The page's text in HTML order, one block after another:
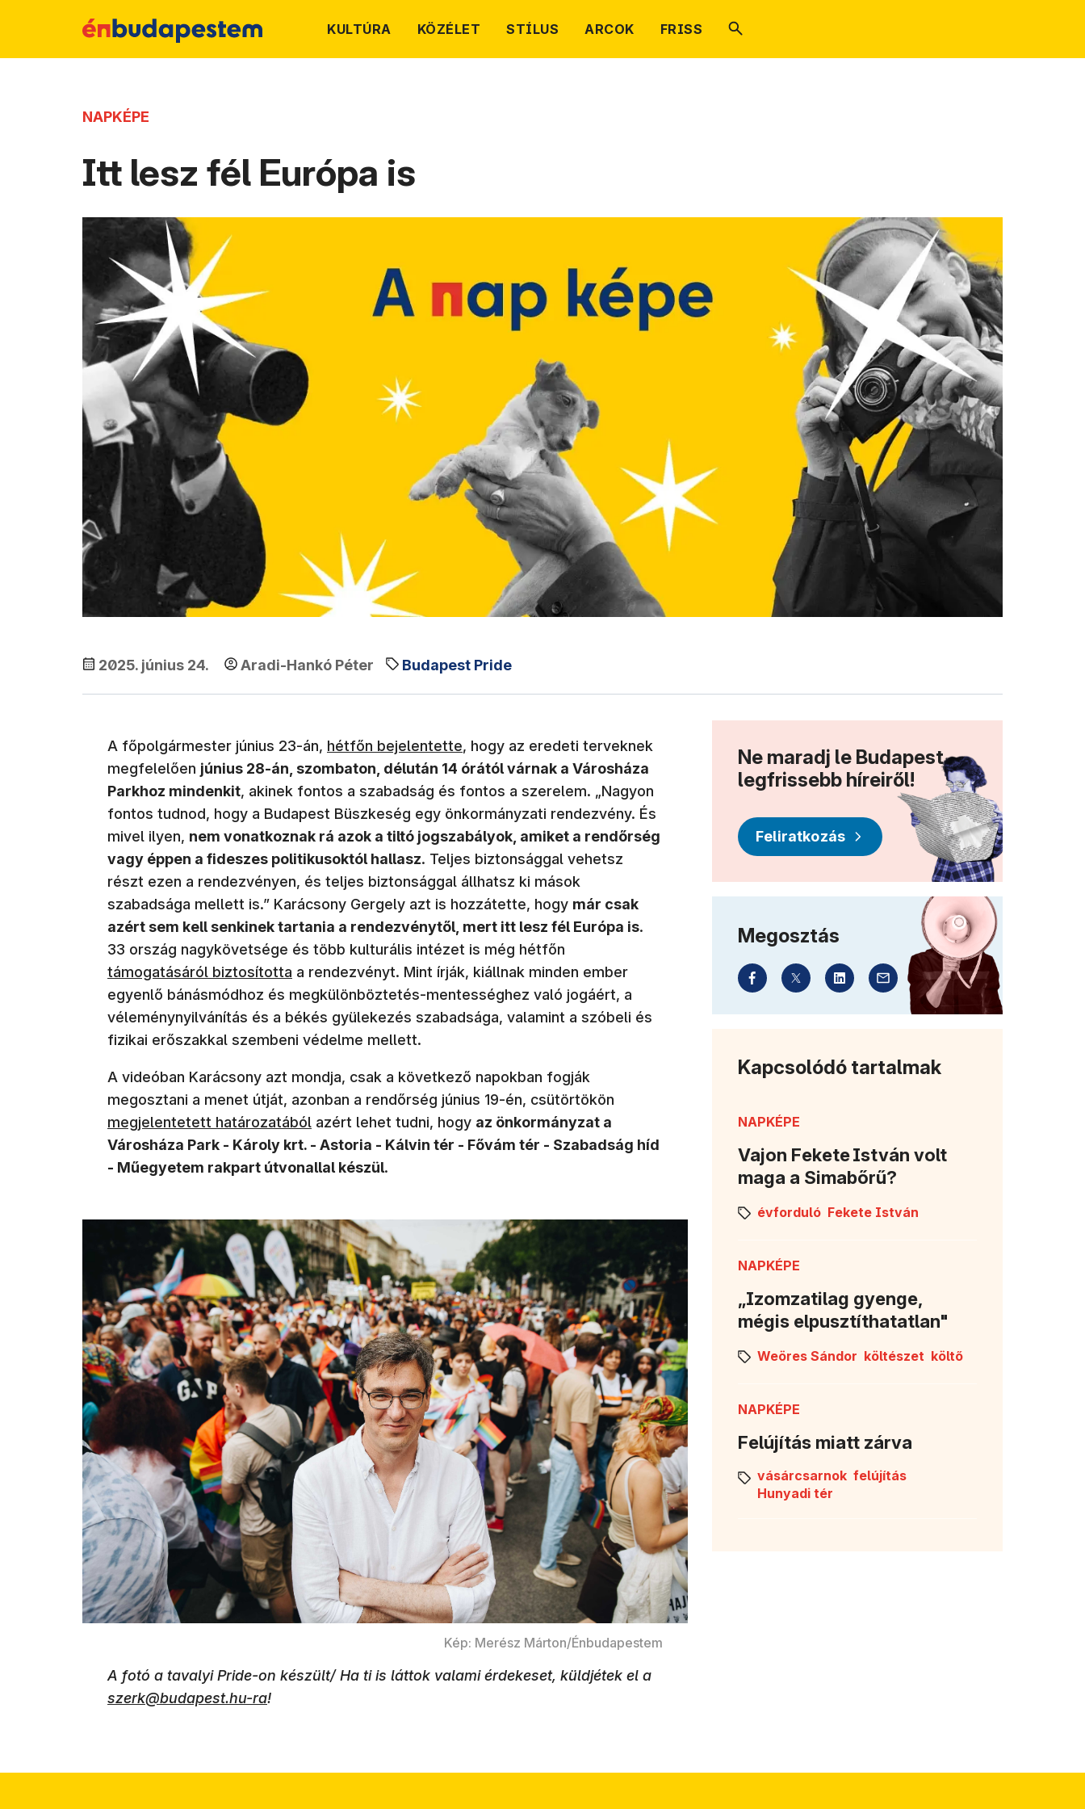
KULTÚRA KÖZÉLET STÍLUS ARCOK FRISS
NAPKÉPE
Itt lesz fél Európa is
2025. június 24. Aradi-Hankó Péter Budapest Pride
A főpolgármester június 23-án, (új ablakban nyílik meg)
hétfőn bejelentette, hogy az eredeti terveknek
megfelelően június 28-án, szombaton, délután 14 órától várnak a Városháza
Parkhoz mindenkit, akinek fontos a szabadság és fontos a szerelem. „Nagyon
fontos tudnod, hogy a Budapest Büszkeség egy önkormányzati rendezvény. És
mivel ilyen, nem vonatkoznak rá azok a tiltó jogszabályok, amiket a rendőrség
vagy éppen a fideszes politikusoktól hallasz. Teljes biztonsággal vehetsz
részt ezen a rendezvényen, és teljes biztonsággal állhatsz ki mások
szabadsága mellett is.” Karácsony Gergely azt is hozzátette, hogy már csak
azért sem kell senkinek tartania a rendezvénytől, mert itt lesz fél Európa is.
33 ország nagykövetsége és több kulturális intézet is még hétfőn
támogatásáról biztosította a rendezvényt. Mint írják, kiállnak minden ember
egyenlő bánásmódhoz és megkülönböztetés-mentességhez való jogáért, a
véleménynyilvánítás és a békés gyülekezés szabadsága, valamint a szóbeli és
fizikai erőszakkal szembeni védelme mellett.
A videóban Karácsony azt mondja, csak a következő napokban fogják
megosztani a menet útját, azonban a rendőrség június 19-én, csütörtökön
megjelentetett határozatából azért lehet tudni, hogy az önkormányzat a
Városháza Park - Károly krt. - Astoria - Kálvin tér - Fővám tér - Szabadság híd
- Műegyetem rakpart útvonallal készül.
Kép: Merész Márton/Énbudapestem
A fotó a tavalyi Pride-on készült/ Ha ti is láttok valami érdekeset, küldjétek el a
szerk@budapest.hu-ra!
Ne maradj le Budapest
legfrissebb híreiről!
Feliratkozás
Megosztás
Kapcsolódó tartalmak
NAPKÉPE
Vajon Fekete István volt
maga a Simabőrű?
évforduló Fekete István
NAPKÉPE
„Izomzatilag gyenge,
mégis elpusztíthatatlan"
Weöres Sándor költészet költő
NAPKÉPE
Felújítás miatt zárva
vásárcsarnok felújítás
Hunyadi tér